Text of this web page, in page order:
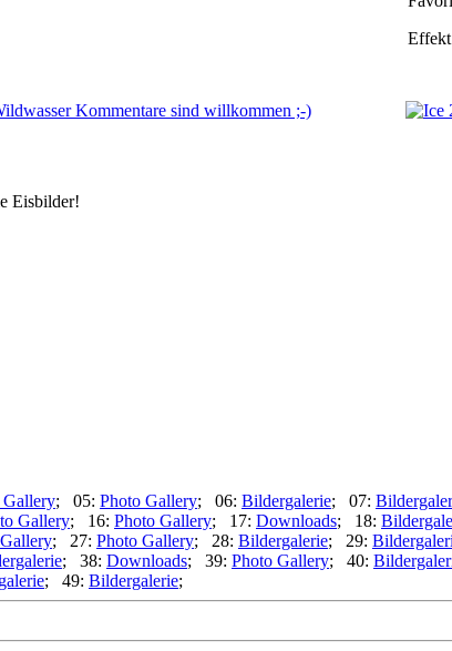
Effekt
Eisbilder!
Gallery; 05: Photo Gallery; 06: Bildergalerie; 07:
Gallery; 16: Photo Gallery; 17: Downloads; 18:
; 27: Photo Gallery; 28: Bildergalerie; 29:
; 38: Downloads; 39: Photo Gallery; 40:
; 49: Bildergalerie;